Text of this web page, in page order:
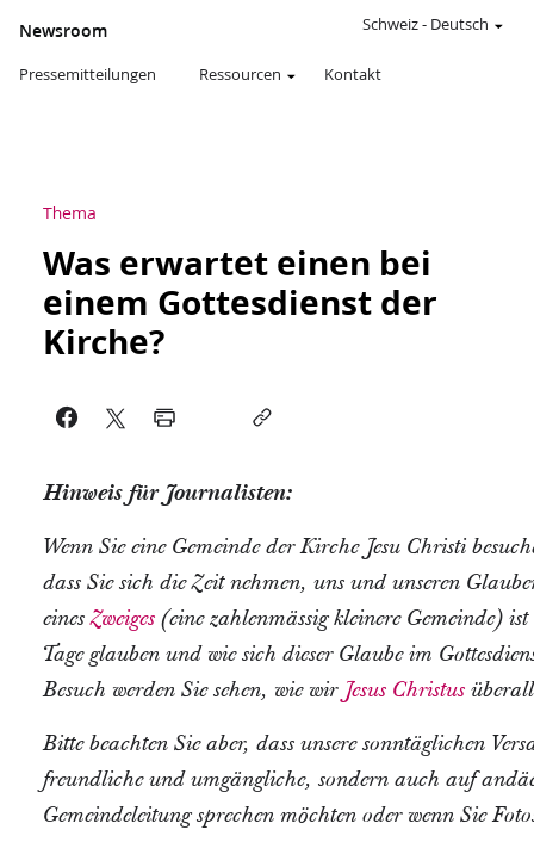
Newsroom
Pressemitteilungen Ressourcen Kontakt
Schweiz- Deutsch
Thema
Was erwartet einen bei
einem Gottesdienst der
Kirche?
Hinweis für Journalisten:
Wenn Sie eine Gemeinde der Kirche Jesu Christi
dass Sie sich die Zeit nehmen, uns und unseren
einesZweiges(eine zahlenmässig kleinere Gemeinde)
Tage glauben und wie sich dieser Glaube im
Besuch werden Sie sehen, wie wir Jesus Christusüberall
Bitte beachten Sie aber, dass unsere sonntäglichen
freundliche und umgängliche, sondern auch auf
Gemeindeleitung sprechen möchten oder wenn Sie